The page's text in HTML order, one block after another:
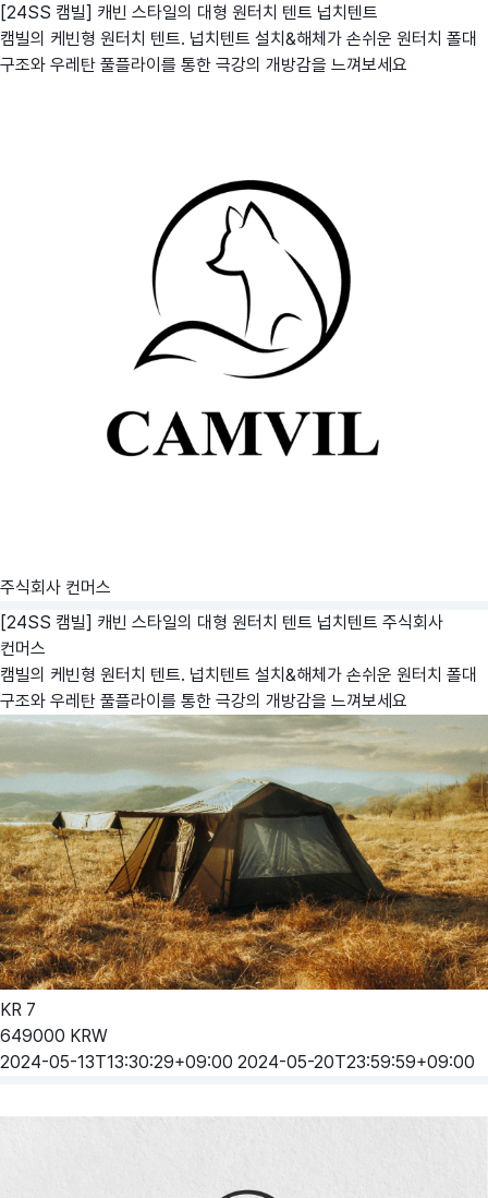
[24SS 캠빌] 캐빈 스타일의 대형 원터치 텐트 넙치텐트
캠빌의 케빈형 원터치 텐트. 넙치텐트 설치&해체가 손쉬운 원터치 폴대
구조와 우레탄 풀플라이를 통한 극강의 개방감을 느껴보세요
주식회사 컨머스
[24SS 캠빌] 캐빈 스타일의 대형 원터치 텐트 넙치텐트 주식회사
컨머스
캠빌의 케빈형 원터치 텐트. 넙치텐트 설치&해체가 손쉬운 원터치 폴대
구조와 우레탄 풀플라이를 통한 극강의 개방감을 느껴보세요
KR 7
649000 KRW
2024-05-13T13:30:29+09:00 2024-05-20T23:59:59+09:00